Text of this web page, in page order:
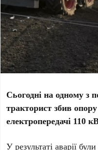
Сьогодні на одному з
тракторист збив опору
електропередачі 110
У результаті аварії